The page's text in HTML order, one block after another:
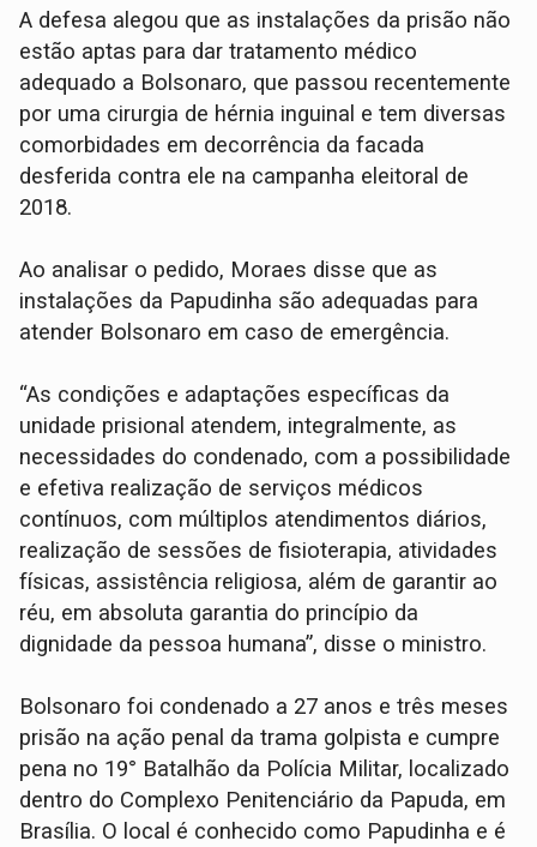
A defesa alegou que as instalações da prisão não
estão aptas para dar tratamento médico
adequado a Bolsonaro, que passou recentemente
por uma cirurgia de hérnia inguinal e tem diversas
comorbidades em decorrência da facada
desferida contra ele na campanha eleitoral de
2018.
Ao analisar o pedido, Moraes disse que as
instalações da Papudinha são adequadas para
atender Bolsonaro em caso de emergência.
“As condições e adaptações específicas da
unidade prisional atendem, integralmente, as
necessidades do condenado, com a possibilidade
e efetiva realização de serviços médicos
contínuos, com múltiplos atendimentos diários,
realização de sessões de fisioterapia, atividades
físicas, assistência religiosa, além de garantir ao
réu, em absoluta garantia do princípio da
dignidade da pessoa humana”, disse o ministro.
Bolsonaro foi condenado a 27 anos e três meses
prisão na ação penal da trama golpista e cumpre
pena no 19° Batalhão da Polícia Militar, localizado
dentro do Complexo Penitenciário da Papuda, em
Brasília. O local é conhecido como Papudinha e é